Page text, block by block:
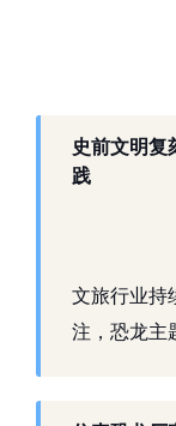
史前文明复
践
文旅行业持
注，恐龙主